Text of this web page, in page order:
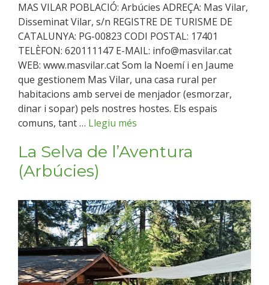
MAS VILAR POBLACIÓ: Arbúcies ADREÇA: Mas Vilar,
Disseminat Vilar, s/n REGISTRE DE TURISME DE
CATALUNYA: PG-00823 CODI POSTAL: 17401
TELÈFON: 620111147 E-MAIL: info@masvilar.cat
WEB: www.masvilar.cat Som la Noemí i en Jaume
que gestionem Mas Vilar, una casa rural per
habitacions amb servei de menjador (esmorzar,
dinar i sopar) pels nostres hostes. Els espais
comuns, tant … Llegiu més
La Selva de l’Aventura
(Arbúcies)